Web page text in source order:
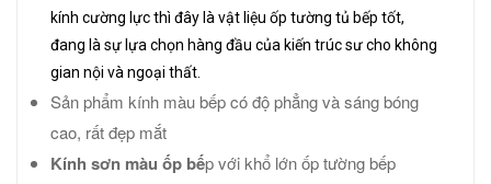
kính cường lực thì đây là vật liệu ốp tường tủ bếp tốt,
đang là sự lựa chọn hàng đầu của kiến trúc sư cho không
gian nội và ngoại thất.
Sản phẩm kính màu bếp có độ phẳng và sáng bóng
cao, rất đẹp mắt
Kính sơn màu ốp bếp với khổ lớn ốp tường bếp